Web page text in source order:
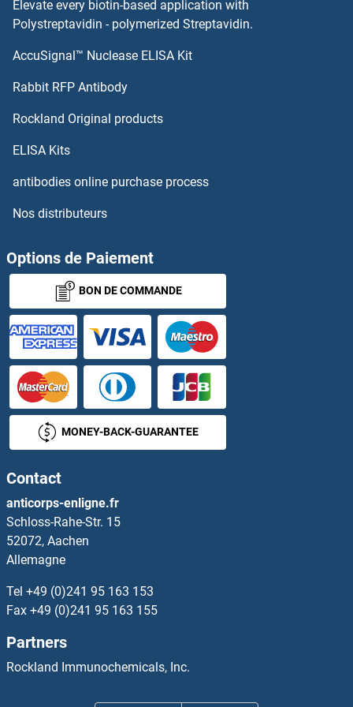
SUOX Kits ELISA
SUMO2 Kits ELISA
Synaptosomal-Associated Protein, 25kDa Kits ELISA
Syncoilin Kits ELISA
SYNCRIP Kits ELISA
Syndecan 1 Kits ELISA
Syndecan 2 Kits ELISA
Syndecan 4 Kits ELISA
Syndetin/VPS50 Kits ELISA
SYNE1 Kits ELISA
SYNE2 Kits ELISA
SYNPO Kits ELISA
SYNPO2 Kits ELISA
SYNPO2L Kits ELISA
SYNRG Kits ELISA
Elevate every biotin-based application with
Polystreptavidin - polymerized Streptavidin.
AccuSignal™ Nuclease ELISA Kit
Rabbit RFP Antibody
Rockland Original products
ELISA Kits
antibodies online purchase process
Nos distributeurs
Options de Paiement
BON DE COMMANDE
MONEY-BACK-GUARANTEE
Contact
anticorps-enligne.fr
Schloss-Rahe-Str. 15
52072, Aachen
Allemagne
Tel +49 (0)241 95 163 153
Fax +49 (0)241 95 163 155
Partners
Rockland Immunochemicals, Inc.